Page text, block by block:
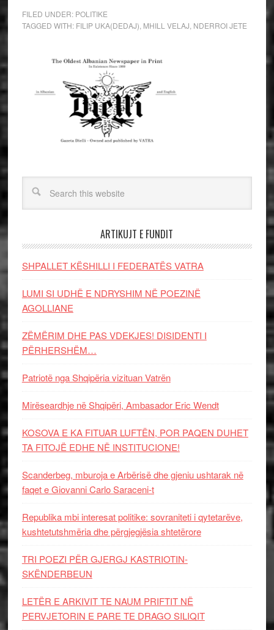
FILED UNDER: POLITIKE
TAGGED WITH: FILIP UKA(DEDAJ) MHILL VELAJ NDERROI JETE
ARTIKUJT E FUNDIT
SHPALLET KËSHILLI I FEDERATËS VATRA
LUMI SI UDHË E NDRYSHIM NË POEZINË
AGOLLIANE
ZËMËRIM DHE PAS VDEKJES! DISIDENTI I
PËRHERSHËM…
Patriotë nga Shqipëria vizituan Vatrën
Mirëseardhje në Shqipëri, Ambasador Eric Wendt
KOSOVA E KA FITUAR LUFTËN, POR PAQEN DUHET
TA FITOJË EDHE NË INSTITUCIONE!
Scanderbeg, mburoja e Arbërisë dhe gjeniu ushtarak në
faqet e Giovanni Carlo Saraceni-t
Republika mbi interesat politike: sovraniteti i qytetarëve,
kushtetutshmëria dhe përgjegjësia shtetërore
TRI POEZI PËR GJERGJ KASTRIOTIN-
SKËNDERBEUN
LETËR E ARKIVIT TE NAUM PRIFTIT NË
PERVJETORIN E PARE TE DRAGO SILIQIT